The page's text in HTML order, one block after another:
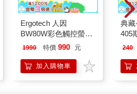
Ergotech 人因
BW80W彩色觸控螢幕
ANC降噪藍牙耳機
1990 特價 990 元
加入購物車
典藏
405
240